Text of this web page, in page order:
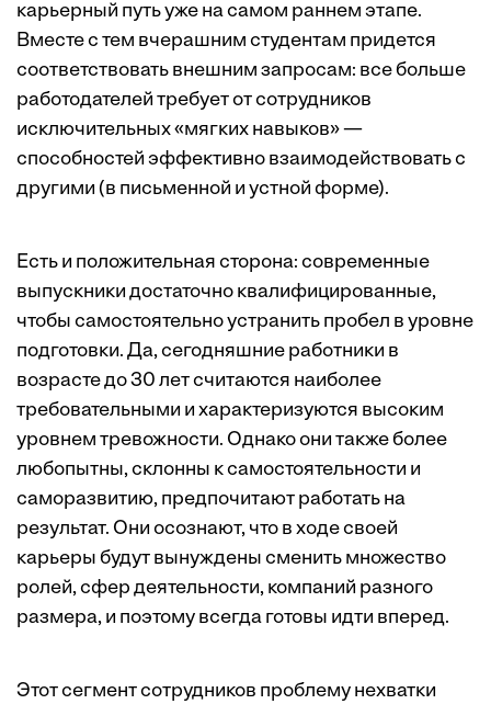
карьерный путь уже на самом раннем этапе.
Вместе с тем вчерашним студентам придется
соответствовать внешним запросам: все больше
работодателей требует от сотрудников
исключительных «мягких навыков» —
способностей эффективно взаимодействовать с
другими (в письменной и устной форме).
Есть и положительная сторона: современные
выпускники достаточно квалифицированные,
чтобы самостоятельно устранить пробел в уровне
подготовки. Да, сегодняшние работники в
возрасте до 30 лет считаются наиболее
требовательными и характеризуются высоким
уровнем тревожности. Однако они также более
любопытны, склонны к самостоятельности и
саморазвитию, предпочитают работать на
результат. Они осознают, что в ходе своей
карьеры будут вынуждены сменить множество
ролей, сфер деятельности, компаний разного
размера, и поэтому всегда готовы идти вперед.
Этот сегмент сотрудников проблему нехватки